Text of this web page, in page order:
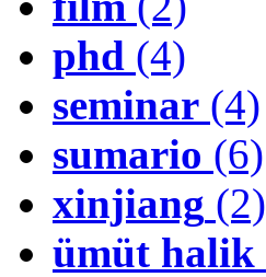
phd (4)
seminar (4)
sumario (6)
xinjiang (2)
ümüt halik